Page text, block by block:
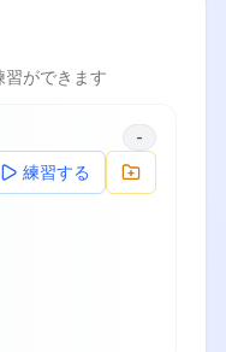
習ができます
-
練習する